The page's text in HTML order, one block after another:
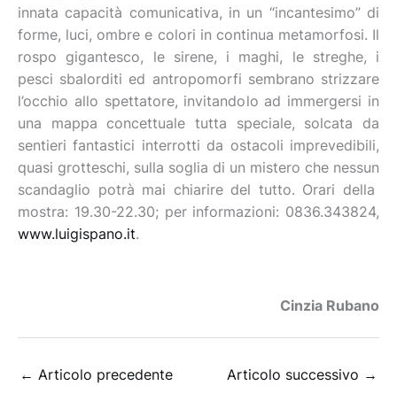
innata capacità comunicativa, in un “incantesimo” di
forme, luci, ombre e colori in continua metamorfosi. Il
rospo gigantesco, le sirene, i maghi, le streghe, i
pesci sbalorditi ed antropomorfi sembrano strizzare
l’occhio allo spettatore, invitandolo ad immergersi in
una mappa concettuale tutta speciale, solcata da
sentieri fantastici interrotti da ostacoli imprevedibili,
quasi grotteschi, sulla soglia di un mistero che nessun
scandaglio potrà mai chiarire del tutto. Orari della
mostra: 19.30-22.30; per informazioni: 0836.343824,
www.luigispano.it.
Cinzia Rubano
← Articolo precedente Articolo successivo →